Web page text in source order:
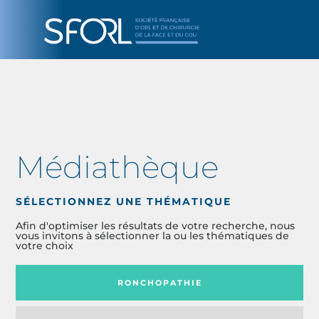
Médiathèque
SÉLECTIONNEZ UNE THÉMATIQUE
Afin d'optimiser les résultats de votre recherche, nous
vous invitons à sélectionner la ou les thématiques de
votre choix
RONCHOPATHIE